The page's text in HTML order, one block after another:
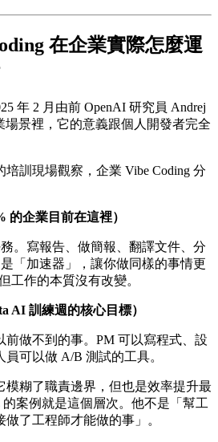
在企業實際怎麼運
年 2 月由前 OpenAI 研究員 Andrej
場景裡，它的意義跟個人開發者完全
培訓現場觀察，企業 Vibe Coding 分
的企業目前在這裡）
。寫報告、做簡報、翻譯文件、分
「加速器」，讓你做同樣的事情更
工作的本質沒有改變。
AI 訓練週的核心目標）
前做不到的事。PM 可以寫程式、設
可以做 A/B 測試的工具。
模糊了職責邊界，但也是效率提升最
的案例就是這個層次。他不是「幫工
了工程師才能做的事」。